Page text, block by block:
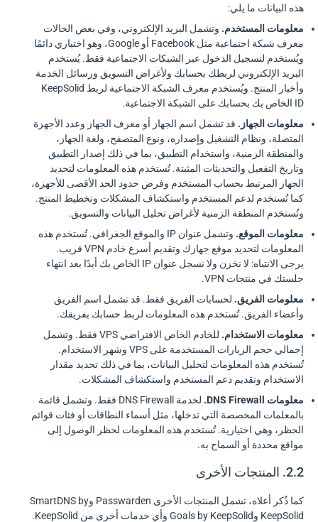
هذه البيانات ما يلي:
معلومات المستخدم. وتشمل البريد الإلكتروني، وفي بعض الحالات
معرف شبكة اجتماعية مثل Facebook أو Google، وهو اختياري دائمًا
ويُستخدم لتسجيل الدخول عبر الشبكات الاجتماعية فقط. يُستخدم
البريد الإلكتروني لربطك بحسابك ولأغراض التسويق ورسائل الخدمة
وأخبار المنتج. ويُستخدم معرف الشبكة الاجتماعية لربط KeepSolid
ID الخاص بك بحسابك على الشبكة الاجتماعية.
معلومات الجهاز. قد تشمل اسم الجهاز أو معرف الجهاز وعدد الأجهزة
المتصلة، ونظام التشغيل وإصداره، ونوع المتصفح، ولغة الجهاز،
والمنطقة الزمنية، واستخدام التطبيق، بما في ذلك إصدار التطبيق
وتاريخ التفعيل والتحديثات المثبتة. تُستخدم هذه المعلومات لتحديد
الجهاز المرتبط بحساب المستخدم وفرض حدود الحد الأقصى للأجهزة،
كما تُستخدم لدعم المستخدم واستكشاف المشكلات وتخطيط المنتج.
وتُستخدم المنطقة الزمنية لأغراض تحليل البيانات والتسويق.
معلومات الموقع.
وتشمل عنوان IP والموقع الجغرافي. تُستخدم هذه
المعلومات لتحديد موقع جهازك وتقديم أسرع خادم VPN قريب.
يرجى الانتباه: لا نخزن ولا نسجل عنوان IP الخاص بك أبدًا بعد انتهاء
جلستك في منتجات VPN.
معلومات الفريق. لحسابات الفريق فقط. قد تشمل اسم الفريق
وأعضاء الفريق. تُستخدم هذه المعلومات لربط حسابك بفريقك.
معلومات الاستخدام.
للخادم الخاص الافتراضي VPS فقط. وتشمل
إجمالي حجم الزيارات المستخدمة على VPS وشهر الاستخدام.
تُستخدم هذه المعلومات لتحليل البيانات، بما في ذلك تحديد مقدار
الاستخدام وتقديم دعم المستخدم واستكشاف المشكلات.
معلومات DNS Firewall.
لخدمة DNS Firewall فقط. وتشمل قائمة
بالمعلمات المخصصة التي تدخلها، مثل أسماء النطاقات أو فئات قوائم
الحظر، وهي اختيارية. تُستخدم هذه المعلومات لحظر الوصول إلى
مواقع محددة أو السماح به.
2.2. المنتجات الأخرى
كما ذُكر أعلاه، تشمل المنتجات الأخرى Passwarden وSmartDNS by
KeepSolid وGoals by KeepSolid وأي خدمات أخرى من KeepSolid.